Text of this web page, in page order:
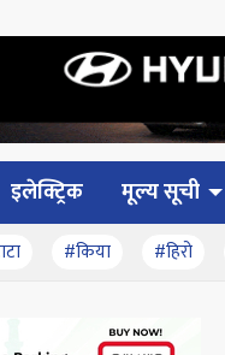
इलेक्ट्रिक मूल्य सूची
#किया #हिरो